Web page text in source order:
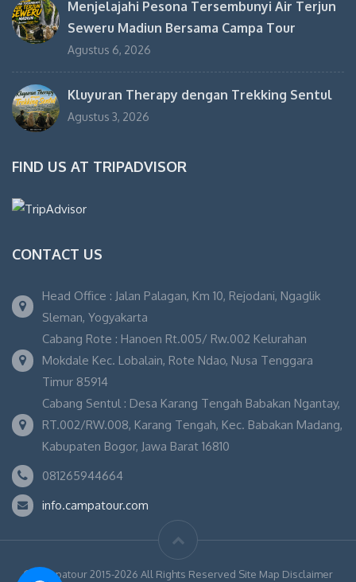
Menjelajahi Pesona Tersembunyi Air Terjun
Seweru Madiun Bersama Campa Tour
Agustus 6, 2026
Kluyuran Therapy dengan Trekking Sentul
Agustus 3, 2026
FIND US AT TRIPADVISOR
CONTACT US
Head Office : Jalan Palagan, Km 10, Rejodani, Ngaglik
Sleman, Yogyakarta
Cabang Rote : Hanoen Rt.005/ Rw.002 Kelurahan
Mokdale Kec. Lobalain, Rote Ndao, Nusa Tenggara
Timur 85914
Cabang Sentul : Desa Karang Tengah Babakan Ngantay,
RT.002/RW.008, Karang Tengah, Kec. Babakan Madang,
Kabupaten Bogor, Jawa Barat 16810
081265944664
info.campatour.com
© Campatour 2015-2026 All Rights Reserved Site Map Disclaimer